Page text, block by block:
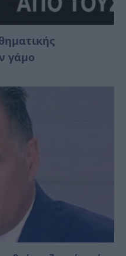
γάμο